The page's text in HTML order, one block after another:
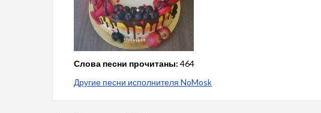
Слова песни прочитаны: 464
Другие песни исполнителя NoMosk